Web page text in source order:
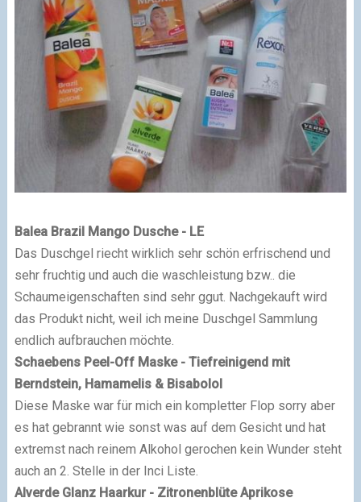
Balea Brazil Mango Dusche - LE
Das Duschgel riecht wirklich sehr schön erfrischend und
sehr fruchtig und auch die waschleistung bzw.. die
Schaumeigenschaften sind sehr ggut. Nachgekauft wird
das Produkt nicht, weil ich meine Duschgel Sammlung
endlich aufbrauchen möchte.
Schaebens Peel-Off Maske - Tiefreinigend mit
Berndstein, Hamamelis & Bisabolol
Diese Maske war für mich ein kompletter Flop sorry aber
es hat gebrannt wie sonst was auf dem Gesicht und hat
extremst nach reinem Alkohol gerochen kein Wunder steht
auch an 2. Stelle in der Inci Liste.
Alverde Glanz Haarkur - Zitronenblüte Aprikose